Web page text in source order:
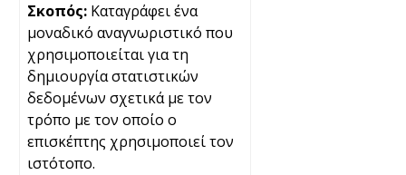
Καταγράφει ένα
μοναδικό αναγνωριστικό που
χρησιμοποιείται για τη
δημιουργία στατιστικών
δεδομένων σχετικά με τον
τρόπο με τον οποίο ο
επισκέπτης χρησιμοποιεί τον
ιστότοπο.